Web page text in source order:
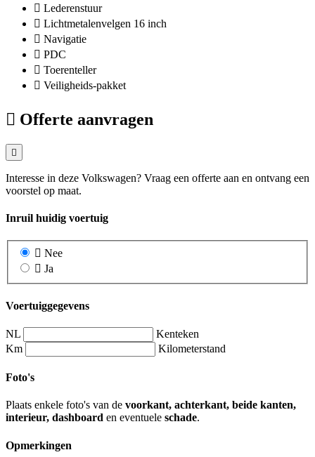
Lederenstuur
Lichtmetalenvelgen 16 inch
Navigatie
PDC
Toerenteller
Veiligheids-pakket
Offerte aanvragen
Interesse in deze Volkswagen? Vraag een offerte aan en ontvang een
voorstel op maat.
Inruil huidig voertuig
Nee
Ja
Voertuiggegevens
NL
Kenteken
Km
Kilometerstand
Foto's
Plaats enkele foto's van de voorkant, achterkant, beide kanten,
interieur, dashboard en eventuele schade.
Opmerkingen